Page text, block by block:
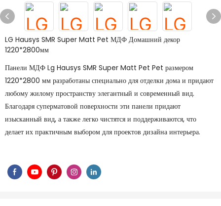
LG Hausys SMR Super Matt Pet МДФ Домашний декор
1220*2800мм
Панели МДФ Lg Hausys SMR Super Matt Pet Pet размером
1220*2800 мм разработаны специально для отделки дома и придают
любому жилому пространству элегантный и современный вид.
Благодаря суперматовой поверхности эти панели придают
изысканный вид, а также легко чистятся и поддерживаются, что
делает их практичным выбором для проектов дизайна интерьера.